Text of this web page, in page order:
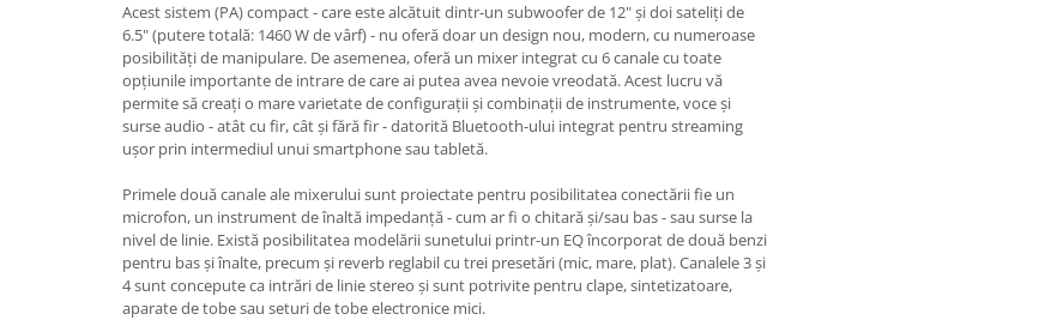
Interfete audio
Accesorii pentru Microfoane
Headset-uri si lavaliere
Microfoane de captura
Microfoane pentru instrumente
Microfoane USB - Podcast, Gaming
Seturi de microfoane
Acest sistem (PA) compact - care este alcătuit dintr-un subwoofer de 12" și doi sateliți de
6.5" (putere totală: 1460 W de vârf) - nu oferă doar un design nou, modern, cu numeroase
posibilități de manipulare. De asemenea, oferă un mixer integrat cu 6 canale cu toate
opțiunile importante de intrare de care ai putea avea nevoie vreodată. Acest lucru vă
permite să creați o mare varietate de configurații și combinații de instrumente, voce și
surse audio - atât cu fir, cât și fără fir - datorită Bluetooth-ului integrat pentru streaming
ușor prin intermediul unui smartphone sau tabletă.
Primele două canale ale mixerului sunt proiectate pentru posibilitatea conectării fie un
microfon, un instrument de înaltă impedanță - cum ar fi o chitară și/sau bas - sau surse la
nivel de linie. Există posibilitatea modelării sunetului printr-un EQ încorporat de două benzi
pentru bas și înalte, precum și reverb reglabil cu trei presetări (mic, mare, plat). Canalele 3 și
4 sunt concepute ca intrări de linie stereo și sunt potrivite pentru clape, sintetizatoare,
aparate de tobe sau seturi de tobe electronice mici.